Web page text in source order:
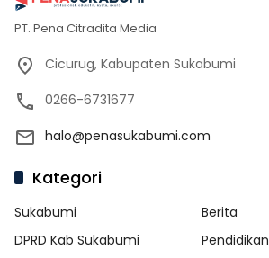
PT. Pena Citradita Media
Cicurug, Kabupaten Sukabumi
0266-6731677
halo@penasukabumi.com
Kategori
Sukabumi
Berita
DPRD Kab Sukabumi
Pendidikan